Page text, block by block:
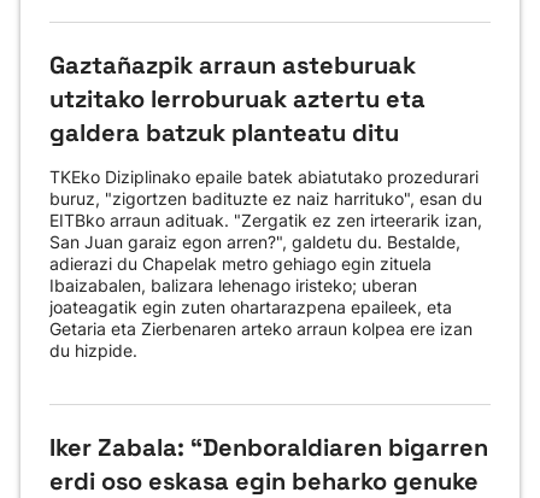
Gaztañazpik arraun asteburuak
utzitako lerroburuak aztertu eta
galdera batzuk planteatu ditu
TKEko Diziplinako epaile batek abiatutako prozedurari
buruz, "zigortzen badituzte ez naiz harrituko", esan du
EITBko arraun adituak. "Zergatik ez zen irteerarik izan,
San Juan garaiz egon arren?", galdetu du. Bestalde,
adierazi du Chapelak metro gehiago egin zituela
Ibaizabalen, balizara lehenago iristeko; uberan
joateagatik egin zuten ohartarazpena epaileek, eta
Getaria eta Zierbenaren arteko arraun kolpea ere izan
du hizpide.
Iker Zabala: “Denboraldiaren bigarren
erdi oso eskasa egin beharko genuke